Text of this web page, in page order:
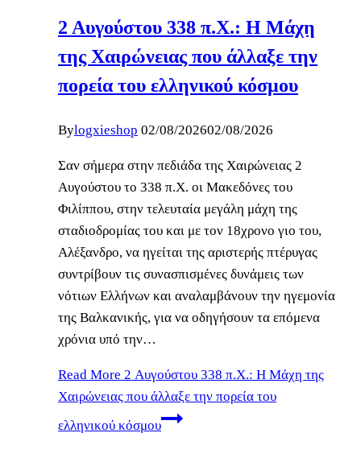
2 Αυγούστου 338 π.Χ.: Η Μάχη
της Χαιρώνειας που άλλαξε την
πορεία του ελληνικού κόσμου
Bylogxieshop 02/08/202602/08/2026
Σαν σήμερα στην πεδιάδα της Χαιρώνειας 2
Αυγούστου το 338 π.Χ. οι Μακεδόνες του
Φιλίππου, στην τελευταία μεγάλη μάχη της
σταδιοδρομίας του και με τον 18χρονο γιο του,
Αλέξανδρο, να ηγείται της αριστερής πτέρυγας
συντρίβουν τις συνασπισμένες δυνάμεις των
νότιων Ελλήνων και αναλαμβάνουν την ηγεμονία
της Βαλκανικής, για να οδηγήσουν τα επόμενα
χρόνια υπό την…
Read More 2 Αυγούστου 338 π.Χ.: Η Μάχη της
Χαιρώνειας που άλλαξε την πορεία του
ελληνικού κόσμου